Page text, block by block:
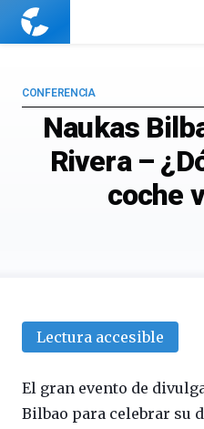
Cuaderno
Naukas
Rivera –
coche
CONFERENCIA
Lectura accesible
El gran evento de
Bilbao para celebrar su